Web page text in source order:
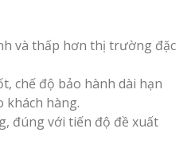
và thấp hơn thị trường đặc
chế độ bảo hành dài hạn
khách hàng.
đúng với tiến độ đề xuất